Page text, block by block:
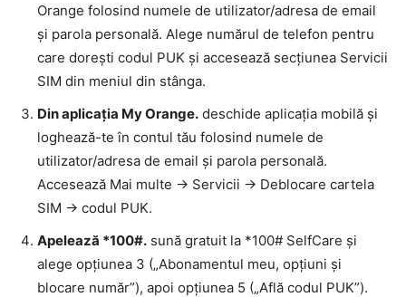
Orange folosind numele de utilizator/adresa de email
și parola personală. Alege numărul de telefon pentru
care dorești codul PUK și accesează secțiunea Servicii
SIM din meniul din stânga.
Din aplicația My Orange. deschide aplicația mobilă și
loghează-te în contul tău folosind numele de
utilizator/adresa de email și parola personală.
Accesează Mai multe -> Servicii -> Deblocare cartela
SIM -> codul PUK.
Apelează *100#. sună gratuit la *100# SelfCare și
alege opțiunea 3 („Abonamentul meu, opțiuni şi
blocare număr”), apoi opțiunea 5 („Află codul PUK”).